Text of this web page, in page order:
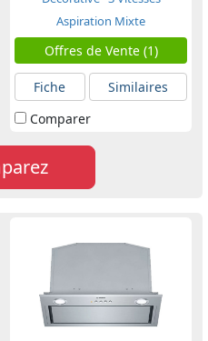
Aspiration Mixte
Offres de Vente (1)
Fiche
Similaires
Comparer